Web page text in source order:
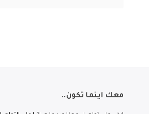
معك اينما تكون..